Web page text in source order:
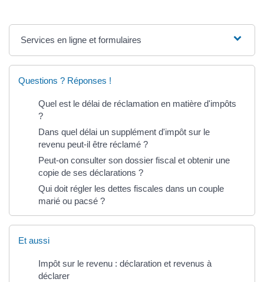
Services en ligne et formulaires
Questions ? Réponses !
Quel est le délai de réclamation en matière d'impôts
?
Dans quel délai un supplément d'impôt sur le
revenu peut-il être réclamé ?
Peut-on consulter son dossier fiscal et obtenir une
copie de ses déclarations ?
Qui doit régler les dettes fiscales dans un couple
marié ou pacsé ?
Et aussi
Impôt sur le revenu : déclaration et revenus à
déclarer